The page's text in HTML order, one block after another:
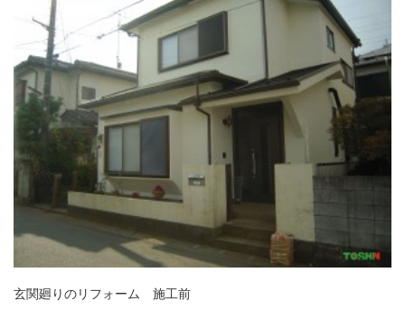
玄関廻りのリフォーム 施工前